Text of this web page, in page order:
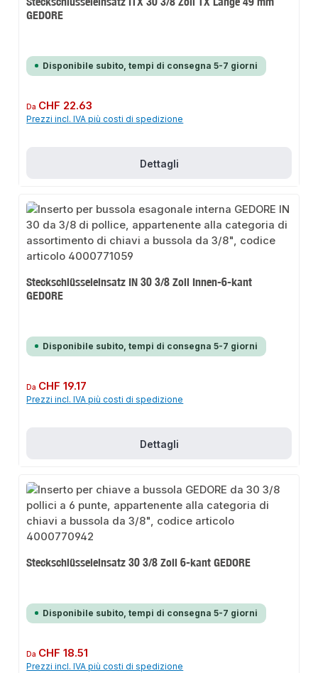
GEDORE
Disponibile subito, tempi di consegna 5-7 giorni
Prezzo normale:
Da CHF 22.63
Prezzi incl. IVA più costi di spedizione
Dettagli
Steckschlüsseleinsatz IN 30 3/8 Zoll Innen-6-kant
GEDORE
Disponibile subito, tempi di consegna 5-7 giorni
Prezzo normale:
Da CHF 19.17
Prezzi incl. IVA più costi di spedizione
Dettagli
Steckschlüsseleinsatz 30 3/8 Zoll 6-kant GEDORE
Disponibile subito, tempi di consegna 5-7 giorni
Prezzo normale:
Da CHF 18.51
Prezzi incl. IVA più costi di spedizione